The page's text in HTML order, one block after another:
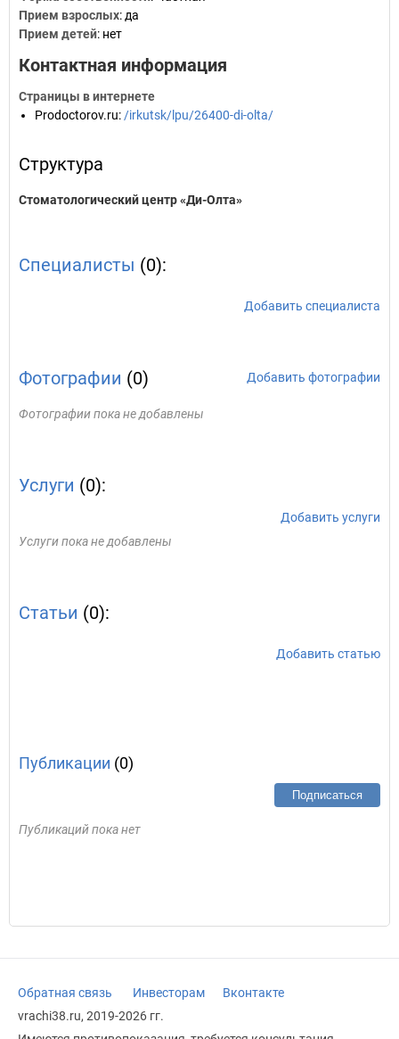
Прием взрослых: да
Прием детей: нет
Контактная информация
Страницы в интернете
Prodoctorov.ru: /irkutsk/lpu/26400-di-olta/
Структура
Стоматологический центр «Ди-Олта»
Специалисты (0):
Добавить специалиста
Фотографии (0) Добавить фотографии
Фотографии пока не добавлены
Услуги (0):
Добавить услуги
Услуги пока не добавлены
Статьи (0):
Добавить статью
Публикации (0)
Подписаться
Публикаций пока нет
Обратная связь Инвесторам
Вконтакте
vrachi38.ru, 2019-2026 гг.